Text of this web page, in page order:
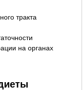
тракта
на органах